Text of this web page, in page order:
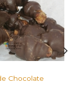
Chocolate